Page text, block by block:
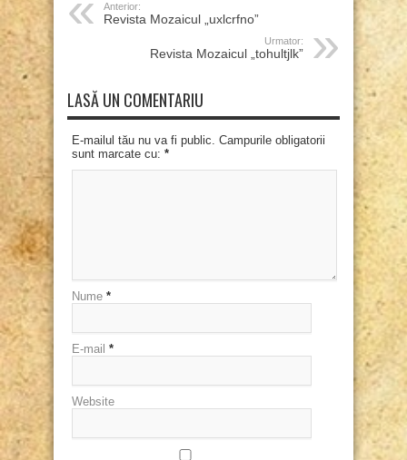
Anterior:
Revista Mozaicul „uxlcrfno”
Urmator:
Revista Mozaicul „tohultjlk”
LASĂ UN COMENTARIU
E-mailul tău nu va fi public. Campurile obligatorii
sunt marcate cu: *
Nume *
E-mail *
Website